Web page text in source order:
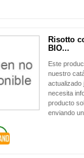
Risotto
BIO...
Este
nuestro
actualizado
necesita
producto
enviando